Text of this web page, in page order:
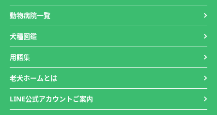
動物病院一覧
犬種図鑑
用語集
老犬ホームとは
LINE公式アカウントご案内